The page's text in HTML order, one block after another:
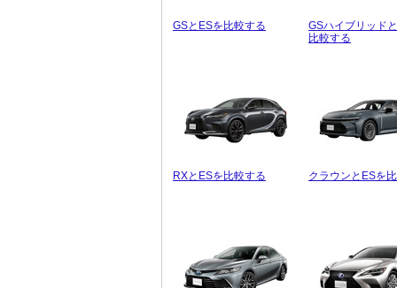
GSとESを比較する
GSハイブリッド
比較する
RXとESを比較する クラウンとESを